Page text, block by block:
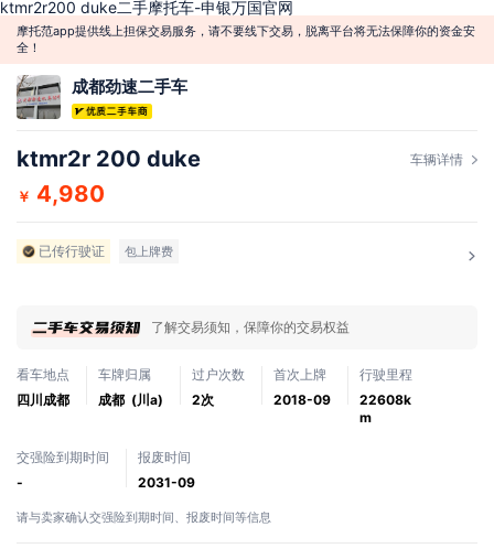
ktmr2r200 duke二手摩托车-申银万国官网
摩托范app提供线上担保交易服务，请不要线下交易，脱离平台将无法保障你的资金安
全！
成都劲速二手车
ktmr2r 200 duke 车辆详情
￥ 4,980
已传行驶证 包上牌费
了解交易须知，保障你的交易权益
看车地点
四川成都
车牌归属
成都 (川a)
过户次数
2次
首次上牌
2018-09
行驶里程
22608k
m
交强险到期时间
-
报废时间
2031-09
请与卖家确认交强险到期时间、报废时间等信息